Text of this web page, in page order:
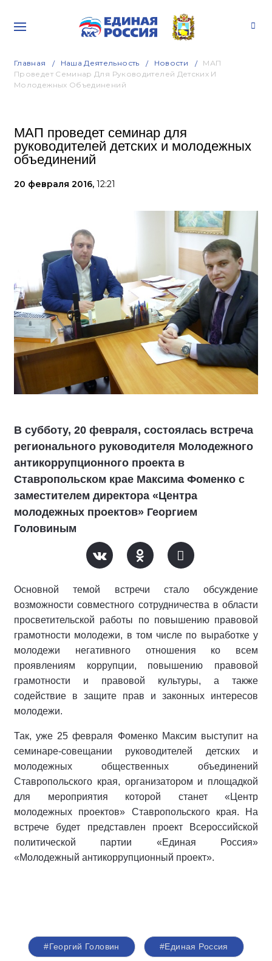
Главная Наша Деятельность Новости
МАП
Проведет Семинар Для Руководителей Детских И
Молодежных Объединений
МАП проведет семинар для
руководителей детских и молодежных
объединений
20 февраля 2016, 12:21
В субботу, 20 февраля, состоялась встреча
регионального руководителя Молодежного
антикоррупционного проекта в
Ставропольском крае Максима Фоменко с
заместителем директора «Центра
молодежных проектов» Георгием
Головиным
Основной темой встречи стало обсуждение
возможности совместного сотрудничества в области
просветительской работы по повышению правовой
грамотности молодежи, в том числе по выработке у
молодежи негативного отношения ко всем
проявлениям коррупции, повышению правовой
грамотности и правовой культуры, а также
содействие в защите прав и законных интересов
молодежи.
Так, уже 25 февраля Фоменко Максим выступит на
семинаре-совещании руководителей детских и
молодежных общественных объединений
Ставропольского края, организатором и площадкой
для мероприятия которой станет «Центр
молодежных проектов» Ставропольского края. На
встрече будет представлен проект Всероссийской
политической партии «Единая Россия»
«Молодежный антикоррупционный проект».
#Георгий Головин #Единая Россия